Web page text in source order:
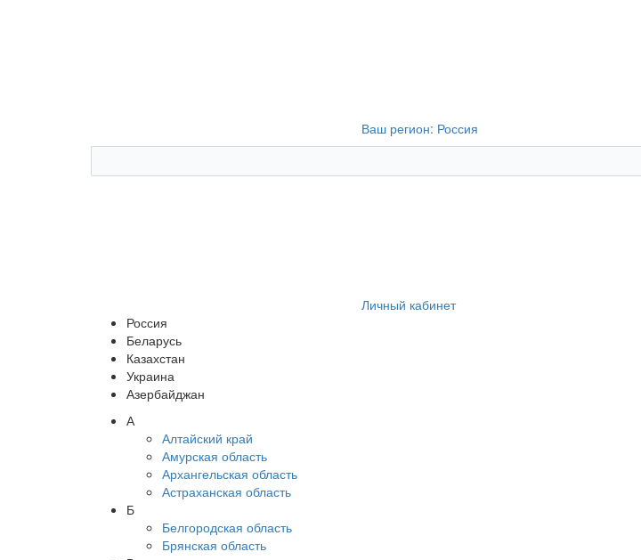
Ваш регион: Россия
Личный кабинет
Россия
Беларусь
Казахстан
Украина
Азербайджан
А
Алтайский край
Амурская область
Архангельская область
Астраханская область
Б
Белгородская область
Брянская область